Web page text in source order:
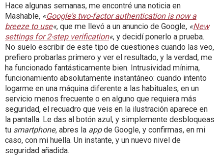
Hace algunas semanas, me encontré una noticia en
Mashable, «Google’s two-factor authentication is now a
breeze to use«, que me llevó a un anuncio de Google, «New
settings for 2-step verification«, y decidí ponerlo a prueba.
No suelo escribir de este tipo de cuestiones cuando las veo,
prefiero probarlas primero y ver el resultado, y la verdad, me
ha funcionado fantásticamente bien. Intrusividad mínima,
funcionamiento absolutamente instantáneo: cuando intento
logarme en una máquina diferente a las habituales, en un
servicio menos frecuente o en alguno que requiera más
seguridad, el recuadro que veis en la ilustración aparece en
la pantalla. Le das al botón azul, y simplemente desbloqueas
tu smartphone, abres la appde Google, y confirmas, en mi
caso, con mi huella. Un instante, y un nuevo nivel de
seguridad añadida.